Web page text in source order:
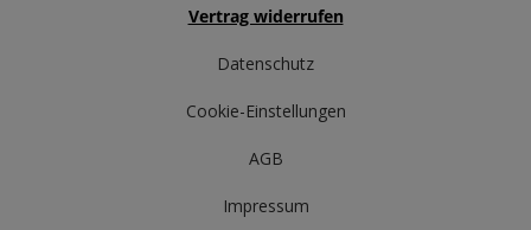
Vertrag widerrufen
Datenschutz
Cookie-Einstellungen
AGB
Impressum